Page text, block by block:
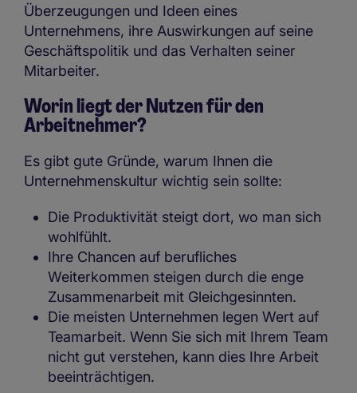
Überzeugungen und Ideen eines
Unternehmens, ihre Auswirkungen auf seine
Geschäftspolitik und das Verhalten seiner
Mitarbeiter.
Worin liegt der Nutzen für den
Arbeitnehmer?
Es gibt gute Gründe, warum Ihnen die
Unternehmenskultur wichtig sein sollte:
Die Produktivität steigt dort, wo man sich
wohlfühlt.
Ihre Chancen auf berufliches
Weiterkommen steigen durch die enge
Zusammenarbeit mit Gleichgesinnten.
Die meisten Unternehmen legen Wert auf
Teamarbeit. Wenn Sie sich mit Ihrem Team
nicht gut verstehen, kann dies Ihre Arbeit
beeinträchtigen.